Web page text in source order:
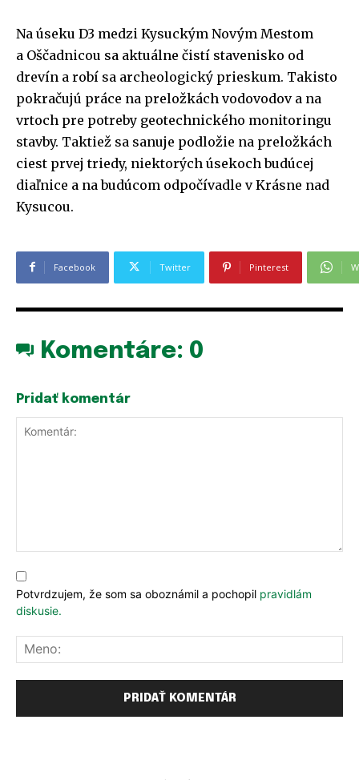
Na úseku D3 medzi Kysuckým Novým Mestom
a Oščadnicou sa aktuálne čistí stavenisko od
drevín a robí sa archeologický prieskum. Takisto
pokračujú práce na preložkách vodovodov a na
vrtoch pre potreby geotechnického monitoringu
stavby. Taktiež sa sanuje podložie na preložkách
ciest prvej triedy, niektorých úsekoch budúcej
diaľnice a na budúcom odpočívadle v Krásne nad
Kysucou.
Facebook Twitter Pinterest
Komentáre: 0
Pridať komentár
Potvrdzujem, že som sa oboznámil a pochopil pravidlám
diskusie.